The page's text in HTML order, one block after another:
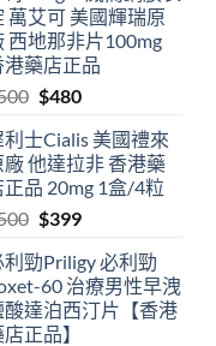
萬艾可 美國輝瑞原
西地那非片100mg
港藥店正品
Original
was:
$500.
$480Current
is:
$480.
利士Cialis 美國禮來
廠 他達拉非 香港藥
正品 20mg 1盒/4粒
Original
was:
$500.
$399Current
is:
$399.
利勁Priligy 必利勁
60 治療男性早洩
酸達泊西汀片【香港
正品】